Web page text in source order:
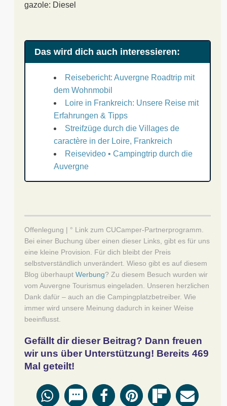
gazole: Diesel
Das wird dich auch interessieren:
Reisebericht: Auvergne Roadtrip mit
dem Wohnmobil
Loire in Frankreich: Unsere Reise mit
Erfahrungen & Tipps
Streifzüge durch die Villages de
caractère in der Loire, Frankreich
Reisevideo • Campingtrip durch die
Auvergne
Offenlegung | ° Link zum CUCamper-Partnerprogramm.
Bei einer Buchung über einen dieser Links, gibt es für uns
eine kleine Provision. Für dich bleibt der Preis
selbstverständlich unverändert. Wieso gibt es auf diesem
Blog überhaupt Werbung? Zu diesem Besuch wurden wir
vom Auvergne Tourismus eingeladen. Unseren herzlichen
Dank dafür – auch an die Campingplatzbetreiber. Wie
immer wird unsere Meinung dadurch in keiner Weise
beeinflusst.
Gefällt dir dieser Beitrag? Dann freuen
wir uns über Unterstützung! Bereits 469
Mal geteilt!